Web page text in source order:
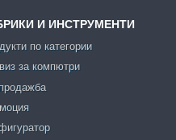
И ИНСТРУМЕНТИ
по категории
за компютри